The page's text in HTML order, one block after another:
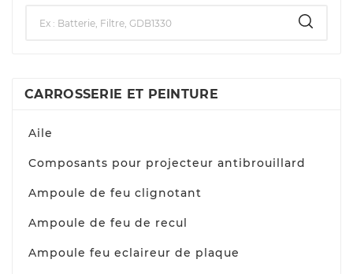
CARROSSERIE ET PEINTURE
Aile
Composants pour projecteur antibrouillard
Ampoule de feu clignotant
Ampoule de feu de recul
Ampoule feu eclaireur de plaque